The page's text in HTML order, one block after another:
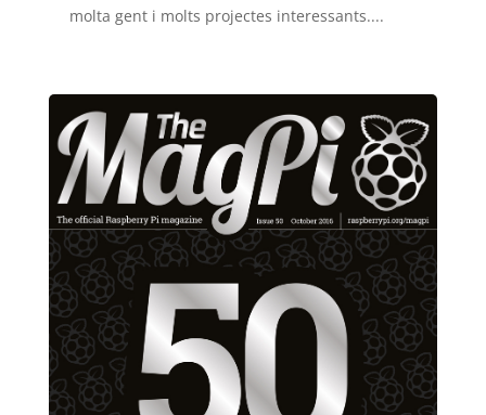
molta gent i molts projectes interessants....